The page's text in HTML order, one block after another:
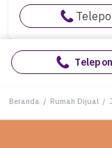
Telepon
Beranda / Rumah Dijual /